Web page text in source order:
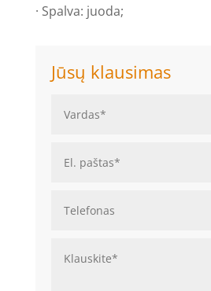
· Spalva: juoda;
Jūsų klausimas